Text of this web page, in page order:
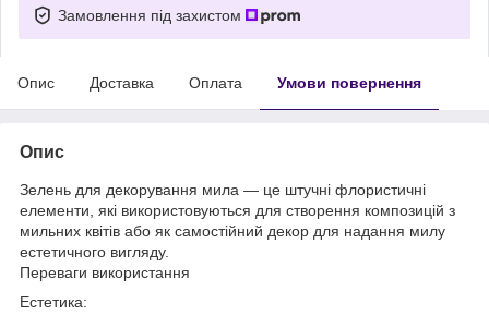
Замовлення під захистом
Опис Доставка Оплата Умови повернення
Опис
Зелень для декорування мила — це штучні флористичні
елементи, які використовуються для створення композицій з
мильних квітів або як самостійний декор для надання милу
естетичного вигляду.
Переваги використання
Естетика: